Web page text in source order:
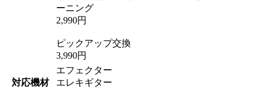
ーニング
2,990円
ピックアップ交換
3,990円
対応機材
エフェクター
エレキギター